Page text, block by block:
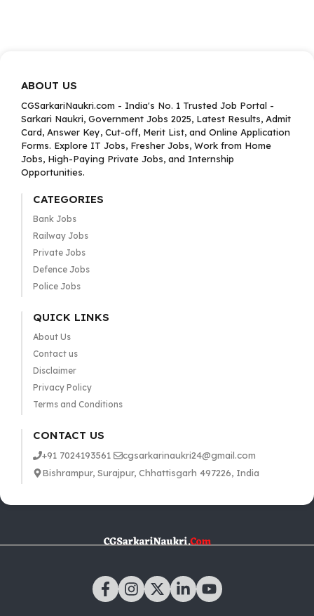
ABOUT US
CGSarkariNaukri.com - India's No. 1 Trusted Job Portal -
Sarkari Naukri, Government Jobs 2025, Latest Results, Admit
Card, Answer Key, Cut-off, Merit List, and Online Application
Forms. Explore IT Jobs, Fresher Jobs, Work from Home
Jobs, High-Paying Private Jobs, and Internship
Opportunities.
CATEGORIES
Bank Jobs
Railway Jobs
Private Jobs
Defence Jobs
Police Jobs
QUICK LINKS
About Us
Contact us
Disclaimer
Privacy Policy
Terms and Conditions
CONTACT US
+91 7024193561
cgsarkarinaukri24@gmail.com
Bishrampur, Surajpur, Chhattisgarh 497226, India